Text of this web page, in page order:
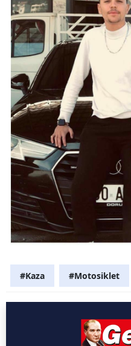
#Kaza #Motosiklet